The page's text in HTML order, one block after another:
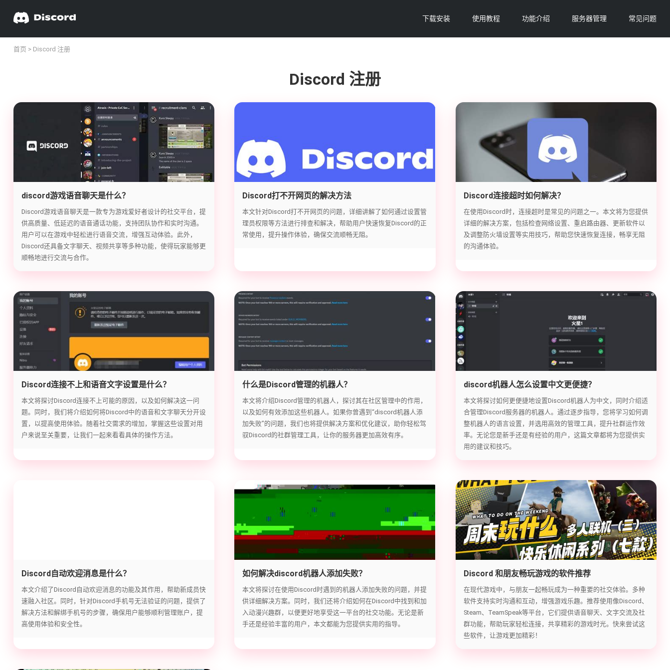
下载安装 使用教程 功能介绍 服务器管理 常见问题
首页 > Discord 注册
Discord 注册
discord游戏语音聊天是什么？
Discord游戏语音聊天是一款专为游戏爱好者设计的社交平台，提
供高质量、低延迟的语音通话功能，支持团队协作和实时沟通。
用户可以在游戏中轻松进行语音交流，增强互动体验。此外，
Discord还具备文字聊天、视频共享等多种功能，使得玩家能够更
顺畅地进行交流与合作。
Discord打不开网页的解决方法
本文针对Discord打不开网页的问题，详细讲解了如何通过设置管
理员权限等方法进行排查和解决，帮助用户快速恢复Discord的正
常使用，提升操作体验，确保交流顺畅无阻。
Discord连接超时如何解决？
在使用Discord时，连接超时是常见的问题之一。本文将为您提供
详细的解决方案，包括检查网络设置、重启路由器、更新软件以
及调整防火墙设置等实用技巧，帮助您快速恢复连接，畅享无阻
的沟通体验。
Discord连接不上和语音文字设置是什么？
本文将探讨Discord连接不上可能的原因，以及如何解决这一问
题。同时，我们将介绍如何将Discord中的语音和文字聊天分开设
置，以提高使用体验。随着社交需求的增加，掌握这些设置对用
户来说至关重要，让我们一起来看看具体的操作方法。
什么是Discord管理的机器人？
本文将介绍Discord管理的机器人，探讨其在社区管理中的作用，
以及如何有效添加这些机器人。如果你曾遇到“discord机器人添
加失败”的问题，我们也将提供解决方案和优化建议，助你轻松驾
驭Discord的社群管理工具，让你的服务器更加高效有序。
discord机器人怎么设置中文更便捷？
本文将探讨如何更便捷地设置Discord机器人为中文，同时介绍适
合管理Discord服务器的机器人。通过逐步指导，您将学习如何调
整机器人的语言设置，并选用高效的管理工具，提升社群运作效
率。无论您是新手还是有经验的用户，这篇文章都将为您提供实
用的建议和技巧。
Discord自动欢迎消息是什么？
本文介绍了Discord自动欢迎消息的功能及其作用，帮助新成员快
速融入社区。同时，针对Discord手机号无法验证的问题，提供了
解决方法和解绑手机号的步骤，确保用户能够顺利管理账户，提
高使用体验和安全性。
如何解决discord机器人添加失败？
本文将探讨在使用Discord时遇到的机器人添加失败的问题，并提
供详细解决方案。同时，我们还将介绍如何在Discord中找到和加
入动漫兴趣群，以便更好地享受这一平台的社交功能。无论是新
手还是经验丰富的用户，本文都能为您提供实用的指导。
Discord 和朋友畅玩游戏的软件推荐
在现代游戏中，与朋友一起畅玩成为一种重要的社交体验。多种
软件支持实时沟通和互动，增强游戏乐趣。推荐使用像Discord、
Steam、TeamSpeak等平台，它们提供语音聊天、文字交流及社
群功能，帮助玩家轻松连接，共享精彩的游戏时光。快来尝试这
些软件，让游戏更加精彩！